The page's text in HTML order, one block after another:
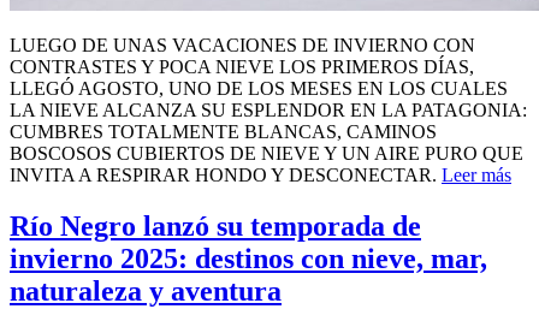
LUEGO DE UNAS VACACIONES DE INVIERNO CON
CONTRASTES Y POCA NIEVE LOS PRIMEROS DÍAS,
LLEGÓ AGOSTO, UNO DE LOS MESES EN LOS CUALES
LA NIEVE ALCANZA SU ESPLENDOR EN LA PATAGONIA:
CUMBRES TOTALMENTE BLANCAS, CAMINOS
BOSCOSOS CUBIERTOS DE NIEVE Y UN AIRE PURO QUE
INVITA A RESPIRAR HONDO Y DESCONECTAR. Leer más
Río Negro lanzó su temporada de
invierno 2025: destinos con nieve, mar,
naturaleza y aventura